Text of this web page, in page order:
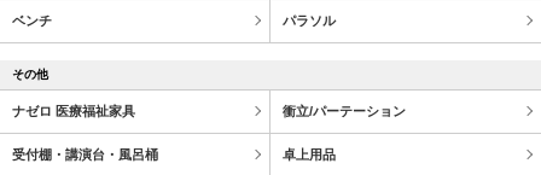
ベンチ パラソル
その他
ナゼロ 医療福祉家具 衝立/パーテーション
受付棚・講演台・風呂桶 卓上用品